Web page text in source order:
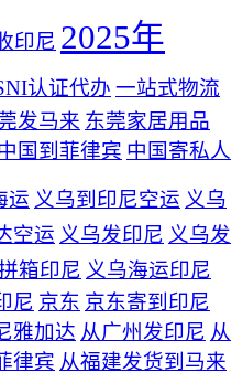
印尼 2025年
认证代办 一站式物流
发马来 东莞家居用品
国到菲律宾 中国寄私人
运 义乌到印尼空运 义乌
空运 义乌发印尼 义乌发
箱印尼 义乌海运印尼
尼 京东 京东寄到印尼
雅加达 从广州发印尼 从
律宾 从福建发货到马来